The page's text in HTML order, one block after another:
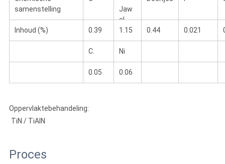
samenstelling
Jaw
el.
Inhoud (%) 0.39 1.15 0.44 0.021
C. Ni
0.05 0.06
Oppervlaktebehandeling:
TiN / TiAlN
Proces